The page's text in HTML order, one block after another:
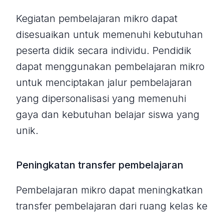
Kegiatan pembelajaran mikro dapat
disesuaikan untuk memenuhi kebutuhan
peserta didik secara individu. Pendidik
dapat menggunakan pembelajaran mikro
untuk menciptakan jalur pembelajaran
yang dipersonalisasi yang memenuhi
gaya dan kebutuhan belajar siswa yang
unik.
Peningkatan transfer pembelajaran
Pembelajaran mikro dapat meningkatkan
transfer pembelajaran dari ruang kelas ke